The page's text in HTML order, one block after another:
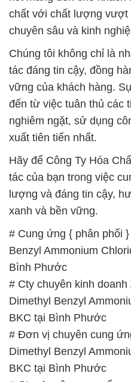
Hãy để Công Ty Hóa
tác của bạn trong việc
lượng và đáng tin cậy,
xanh và bền vững.
# Cung ứng { phân phối
Benzyl Ammonium
Bình Phước
# Cty chuyên kinh doanh
Dimethyl Benzyl
BKC tại Bình Phước
# Đơn vị chuyên cung
Dimethyl Benzyl
BKC tại Bình Phước
# Cty chuyên cung cấp =
Dimethyl Benzyl
BKC tại Bình Phước
# Cty phân phối Þ cung
Benzyl Ammonium
Bình Phước
# Nơi chuyên thương
Alkyl Dimethyl Benzyl
Nước × BKC tại Bình